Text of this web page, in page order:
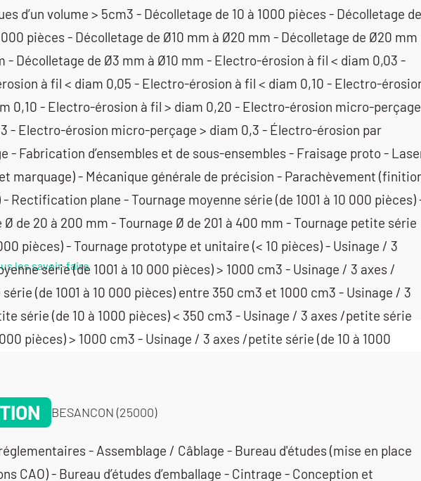
les savoir-faire
BESANCON (25000)
- Assemblage / Câblage - Bureau d'études (mise en place
CAO) - Bureau d’études d’emballage - Cintrage - Conception et